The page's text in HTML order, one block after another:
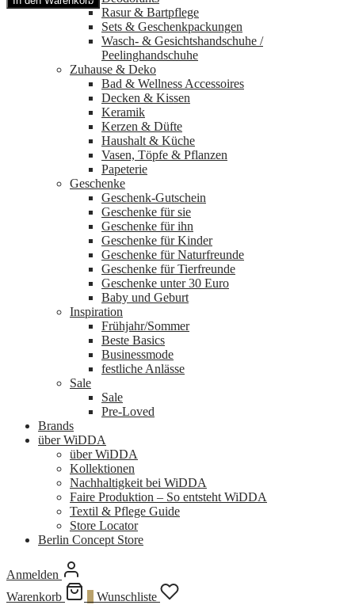
Menge
Rasur & Bartpflege
Sets & Geschenkpackungen
Wasch‑ & Gesichtshandschuhe /
Peelinghandschuhe
Zuhause & Deko
Bad & Wellness Accessoires
Decken & Kissen
Keramik
Kerzen & Düfte
Haushalt & Küche
Vasen, Töpfe & Pflanzen
Papeterie
Geschenke
Geschenk-Gutschein
Geschenke für sie
Geschenke für ihn
Geschenke für Kinder
Geschenke für Naturfreunde
Geschenke für Tierfreunde
Geschenke unter 30 Euro
Baby und Geburt
Inspiration
Frühjahr/Sommer
Beste Basics
Businessmode
festliche Anlässe
Sale
Sale
Pre-Loved
Brands
über WiDDA
über WiDDA
Kollektionen
Nachhaltigkeit bei WiDDA
Faire Produktion – So entsteht WiDDA
Textil & Pflege Guide
Store Locator
Berlin Concept Store
Anmelden
Warenkorb
Wunschliste